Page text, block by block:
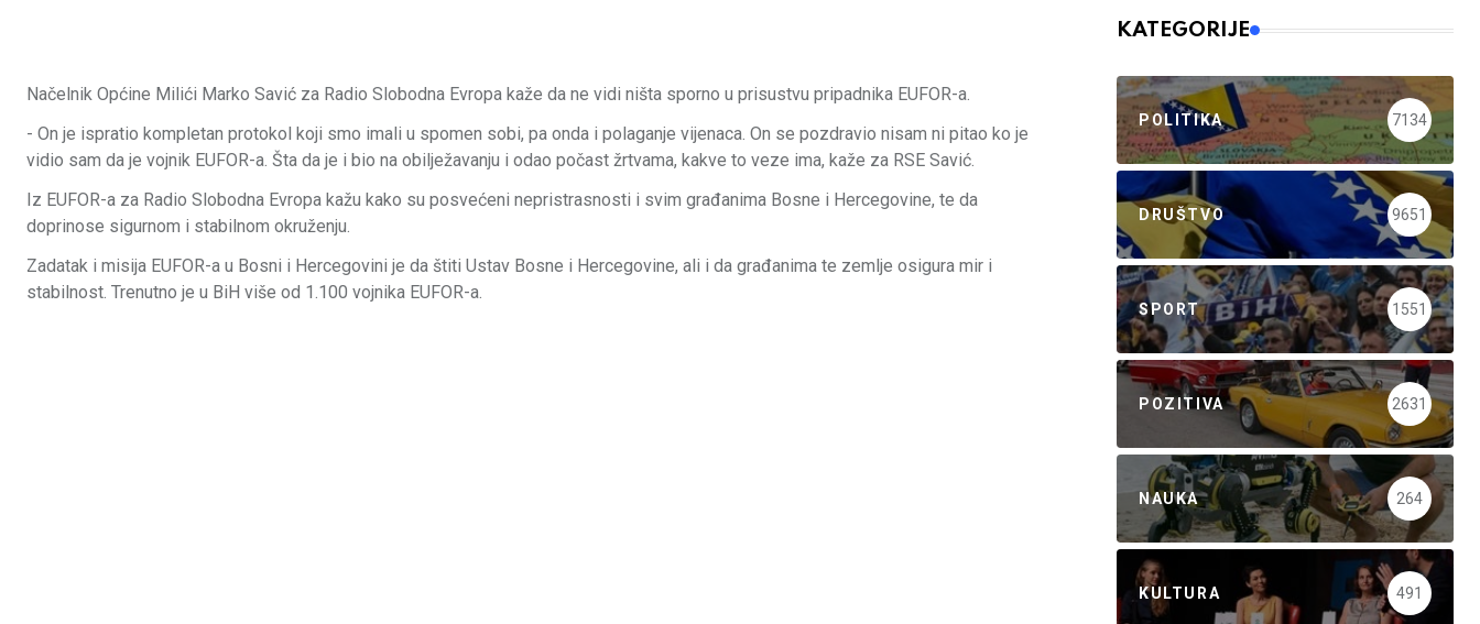
Načelnik Općine Milići Marko Savić za Radio Slobodna Evropa kaže da ne vidi ništa sporno u prisustvu pripadnika EUFOR-a.
- On je ispratio kompletan protokol koji smo imali u spomen sobi, pa onda i polaganje vijenaca. On se pozdravio nisam ni pitao ko je
vidio sam da je vojnik EUFOR-a. Šta da je i bio na obilježavanju i odao počast žrtvama, kakve to veze ima, kaže za RSE Savić.
Iz EUFOR-a za Radio Slobodna Evropa kažu kako su posvećeni nepristrasnosti i svim građanima Bosne i Hercegovine, te da
doprinose sigurnom i stabilnom okruženju.
Zadatak i misija EUFOR-a u Bosni i Hercegovini je da štiti Ustav Bosne i Hercegovine, ali i da građanima te zemlje osigura mir i
stabilnost. Trenutno je u BiH više od 1.100 vojnika EUFOR-a.
KATEGORIJE
POLITIKA 7134
DRUŠTVO 9651
SPORT 1551
POZITIVA 2631
NAUKA 264
KULTURA 491